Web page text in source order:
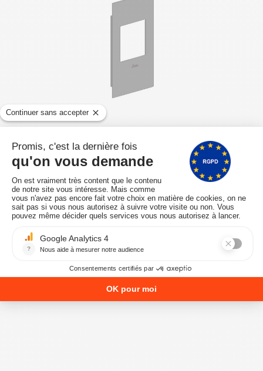
Cadre porte foyer CADEL IBIS 11KW Ref.
4D24014611461
EXPEDIE SOUS 2 A 3 SEMAINES
4D24014611461
142,80 € TTC